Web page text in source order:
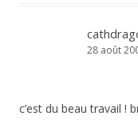
28 août
c’est du beau travail !